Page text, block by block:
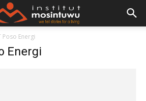
Poso Energi
Energi